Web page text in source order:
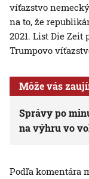
víťazstvo
na to, že
2021. List Die Zeit
Trumpovo
Môže vás
Správy po
na výhru vo
Podľa komentára